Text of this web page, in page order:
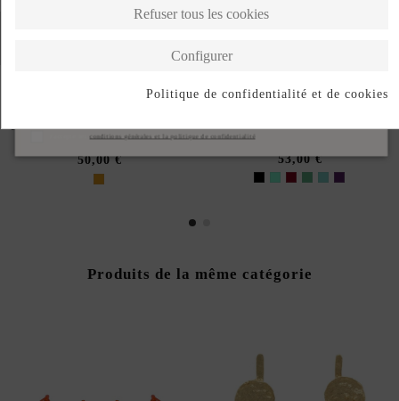
D'OREILLES DORÉES AVEC
PERLES
50,00 €
PIERRES IRRÉGULIÈRES
53,00 €
Produits de la même catégorie
conditions générales et la politique de confidentialité
Refuser tous les cookies
Configurer
Politique de confidentialité et de cookies